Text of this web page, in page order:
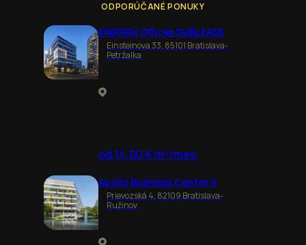
ODPORÚČANÉ PONUKY
EINPARK Offices SUBLEASE
Einsteinova 33, 85101 Bratislava-
Petržalka
od 14,00 € m²/mes.
Apollo Business Center II
Prievozská 4, 82109 Bratislava-
Ružinov